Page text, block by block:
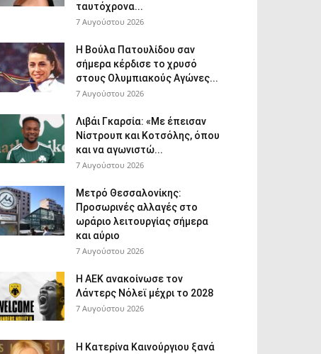
ταυτόχρονα...
7 Αυγούστου 2026
Η Βούλα Πατουλίδου σαν
σήμερα κέρδισε το χρυσό
στους Ολυμπιακούς Αγώνες...
7 Αυγούστου 2026
Λιβάι Γκαρσία: «Με έπεισαν
Νίστρουπ και Κοτσόλης, όπου
και να αγωνιστώ...
7 Αυγούστου 2026
Μετρό Θεσσαλονίκης:
Προσωρινές αλλαγές στο
ωράριο λειτουργίας σήμερα
και αύριο
7 Αυγούστου 2026
Η ΑΕΚ ανακοίνωσε τον
Λάντερς Νόλεϊ μέχρι το 2028
7 Αυγούστου 2026
Η Κατερίνα Καινούργιου ξανά